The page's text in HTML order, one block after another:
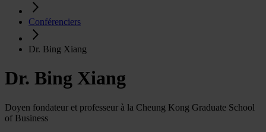
Conférenciers
Dr. Bing Xiang
Dr. Bing Xiang
Doyen fondateur et professeur à la Cheung Kong Graduate School
of Business